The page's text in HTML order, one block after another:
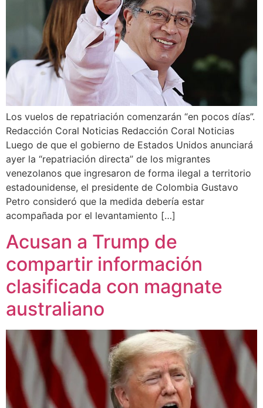
Los vuelos de repatriación comenzarán “en pocos días”.
Redacción Coral Noticias Redacción Coral Noticias
Luego de que el gobierno de Estados Unidos anunciará
ayer la “repatriación directa” de los migrantes
venezolanos que ingresaron de forma ilegal a territorio
estadounidense, el presidente de Colombia Gustavo
Petro consideró que la medida debería estar
acompañada por el levantamiento […]
Acusan a Trump de
compartir información
clasificada con magnate
australiano